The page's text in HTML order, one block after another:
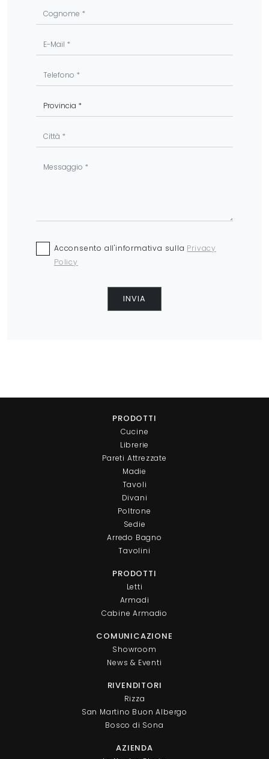
Acconsento all'informativa sulla Privacy
Policy
INVIA
PRODOTTI
Cucine
Librerie
Pareti Attrezzate
Madie
Tavoli
Divani
Poltrone
Sedie
Arredo Bagno
Tavolini
PRODOTTI
Letti
Armadi
Cabine Armadio
COMUNICAZIONE
Showroom
News & Eventi
RIVENDITORI
Rizza
San Martino Buon Albergo
Bosco di Sona
AZIENDA